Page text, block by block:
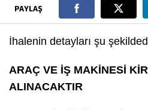
PAYLAŞ
İhalenin detayları şu
ARAÇ VE İŞ MAKİNESİ
ALINACAKTIR